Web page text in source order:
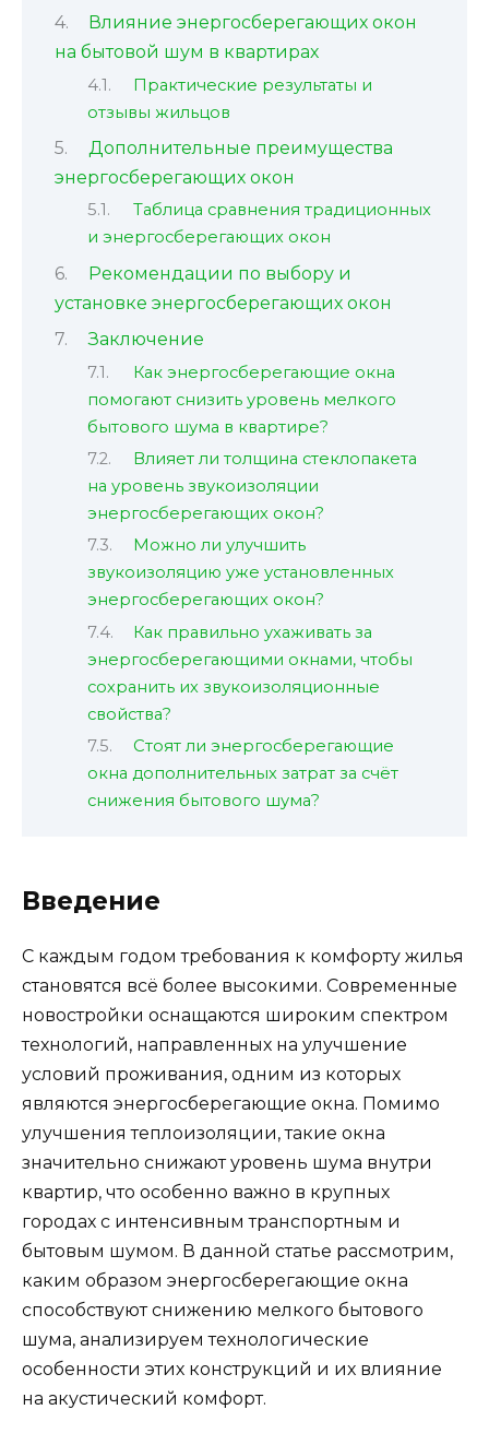
Влияние энергосберегающих окон
на бытовой шум в квартирах
Практические результаты и
отзывы жильцов
Дополнительные преимущества
энергосберегающих окон
Таблица сравнения традиционных
и энергосберегающих окон
Рекомендации по выбору и
установке энергосберегающих окон
Заключение
Как энергосберегающие окна
помогают снизить уровень мелкого
бытового шума в квартире?
Влияет ли толщина стеклопакета
на уровень звукоизоляции
энергосберегающих окон?
Можно ли улучшить
звукоизоляцию уже установленных
энергосберегающих окон?
Как правильно ухаживать за
энергосберегающими окнами, чтобы
сохранить их звукоизоляционные
свойства?
Стоят ли энергосберегающие
окна дополнительных затрат за счёт
снижения бытового шума?
Введение
С каждым годом требования к комфорту жилья
становятся всё более высокими. Современные
новостройки оснащаются широким спектром
технологий, направленных на улучшение
условий проживания, одним из которых
являются энергосберегающие окна. Помимо
улучшения теплоизоляции, такие окна
значительно снижают уровень шума внутри
квартир, что особенно важно в крупных
городах с интенсивным транспортным и
бытовым шумом. В данной статье рассмотрим,
каким образом энергосберегающие окна
способствуют снижению мелкого бытового
шума, анализируем технологические
особенности этих конструкций и их влияние
на акустический комфорт.